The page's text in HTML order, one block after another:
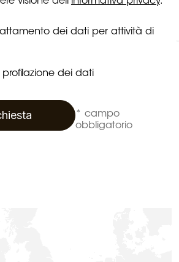
dei dati per attività di
dei dati
* campo
obbligatorio